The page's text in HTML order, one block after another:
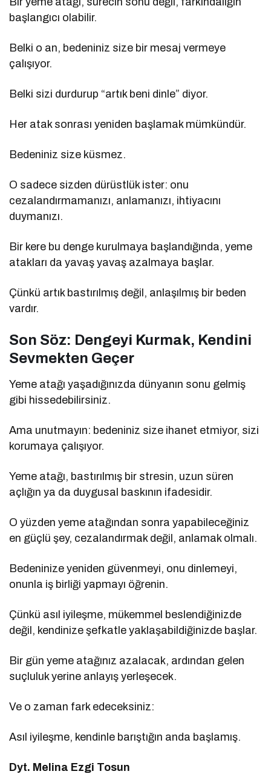
başlangıcı olabilir.
Belki o an, bedeniniz size bir mesaj vermeye
çalışıyor.
Belki sizi durdurup “artık beni dinle” diyor.
Her atak sonrası yeniden başlamak mümkündür.
Bedeniniz size küsmez.
O sadece sizden dürüstlük ister: onu
cezalandırmamanızı, anlamanızı, ihtiyacını
duymanızı.
Bir kere bu denge kurulmaya başlandığında, yeme
atakları da yavaş yavaş azalmaya başlar.
Çünkü artık bastırılmış değil, anlaşılmış bir beden
vardır.
Son Söz: Dengeyi Kurmak, Kendini
Sevmekten Geçer
Yeme atağı yaşadığınızda dünyanın sonu gelmiş
gibi hissedebilirsiniz.
Ama unutmayın: bedeniniz size ihanet etmiyor, sizi
korumaya çalışıyor.
Yeme atağı, bastırılmış bir stresin, uzun süren
açlığın ya da duygusal baskının ifadesidir.
O yüzden yeme atağından sonra yapabileceğiniz
en güçlü şey, cezalandırmak değil, anlamak olmalı.
Bedeninize yeniden güvenmeyi, onu dinlemeyi,
onunla iş birliği yapmayı öğrenin.
Çünkü asıl iyileşme, mükemmel beslendiğinizde
değil, kendinize şefkatle yaklaşabildiğinizde başlar.
Bir gün yeme atağınız azalacak, ardından gelen
suçluluk yerine anlayış yerleşecek.
Ve o zaman fark edeceksiniz:
Asıl iyileşme, kendinle barıştığın anda başlamış.
Dyt. Melina Ezgi Tosun